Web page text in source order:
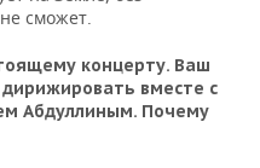
сможет.
концерту. Ваш
вместе с
Абдуллиным. Почему